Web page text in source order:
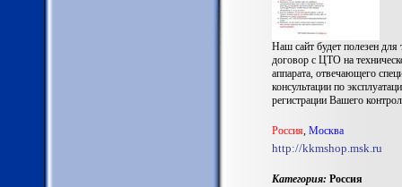
Наш сайт будет полезен для
договор с ЦТО на
аппарата, отвечающего
консультации по
регистрации Вашего
Россия, Москва
http://kkmshop.msk.ru
Категория: Россия